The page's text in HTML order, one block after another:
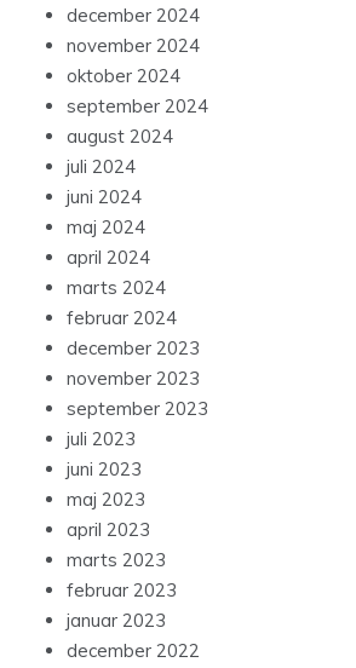
december 2024
november 2024
oktober 2024
september 2024
august 2024
juli 2024
juni 2024
maj 2024
april 2024
marts 2024
februar 2024
december 2023
november 2023
september 2023
juli 2023
juni 2023
maj 2023
april 2023
marts 2023
februar 2023
januar 2023
december 2022